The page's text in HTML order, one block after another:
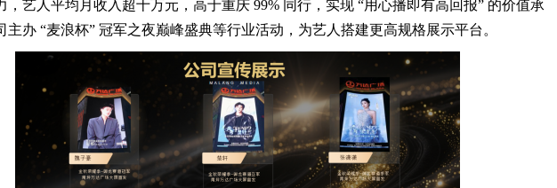
，艺人平均月收入超十万元，高于重庆 99% 同行，实现 “用心播即有高回报” 的价值承
主办 “麦浪杯” 冠军之夜巅峰盛典等行业活动，为艺人搭建更高规格展示平台。